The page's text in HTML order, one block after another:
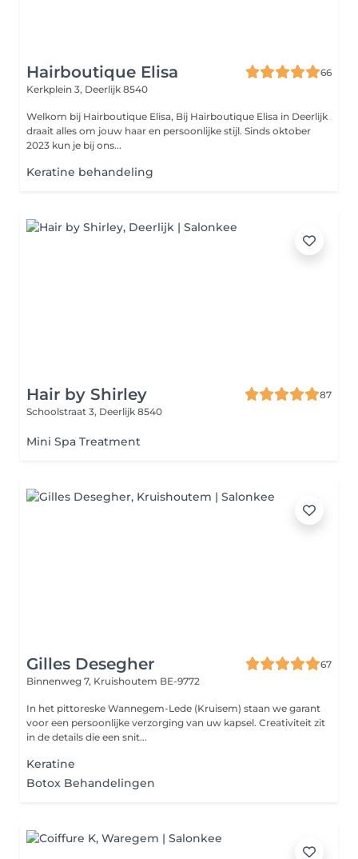
Hairboutique Elisa
66
Kerkplein 3, Deerlijk 8540
Welkom bij Hairboutique Elisa, Bij Hairboutique Elisa in Deerlijk
draait alles om jouw haar en persoonlijke stijl. Sinds oktober
2023 kun je bij ons...
Keratine behandeling
Hair by Shirley
87
Schoolstraat 3, Deerlijk 8540
Mini Spa Treatment
Gilles Desegher
67
Binnenweg 7, Kruishoutem BE-9772
In het pittoreske Wannegem-Lede (Kruisem) staan we garant
voor een persoonlijke verzorging van uw kapsel. Creativiteit zit
in de details die een snit...
Keratine
Botox Behandelingen